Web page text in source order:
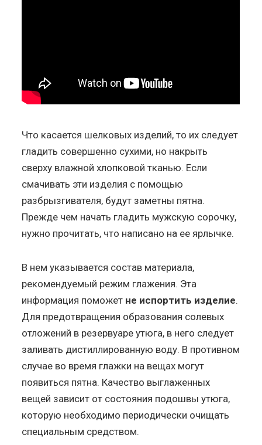
Что касается шелковых изделий, то их следует
гладить совершенно сухими, но накрыть
сверху влажной хлопковой тканью. Если
смачивать эти изделия с помощью
разбрызгивателя, будут заметны пятна.
Прежде чем начать гладить мужскую сорочку,
нужно прочитать, что написано на ее ярлычке.
В нем указывается состав материала,
рекомендуемый режим глажения. Эта
информация поможет не испортить изделие.
Для предотвращения образования солевых
отложений в резервуаре утюга, в него следует
заливать дистиллированную воду. В противном
случае во время глажки на вещах могут
появиться пятна. Качество выглаженных
вещей зависит от состояния подошвы утюга,
которую необходимо периодически очищать
специальным средством.